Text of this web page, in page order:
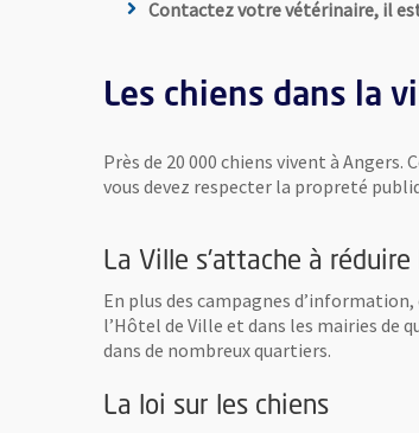
Contactez votre vétérinaire, il
Les chiens dans la
Près de 20 000 chiens vivent à
vous devez respecter la propreté
La Ville s'attache à
En plus des campagnes
l’Hôtel de Ville et dans les mairies de
dans de nombreux quartiers.
La loi sur les chiens